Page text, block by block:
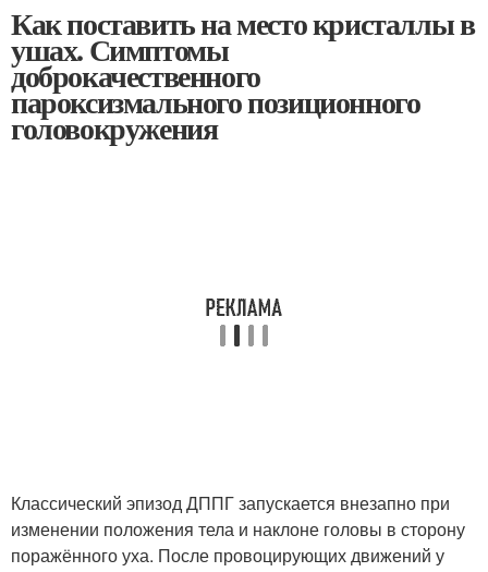
Как поставить на место кристаллы в
ушах. Симптомы
доброкачественного
пароксизмального позиционного
головокружения
Классический эпизод ДППГ запускается внезапно при
изменении положения тела и наклоне головы в сторону
поражённого уха. После провоцирующих движений у